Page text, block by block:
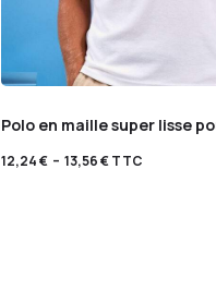
Polo en maille super lisse
12,24€ – 13,56€TTC